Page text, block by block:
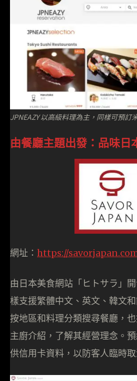
JPNEAZY 以高級料理為主，同樣可預訂
由餐廳主題出發：品味日
網址： https://
由日本美食網站「ヒトサラ」
樣支援繁體中文、英文、韓文
按地區和料理分類搜尋餐廳，
主廚介紹，了解其經營理念。
供信用卡資料，以防客人臨時取